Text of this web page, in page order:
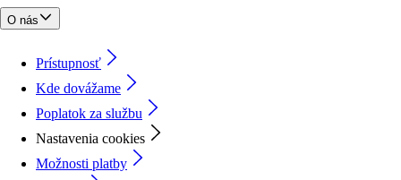
O nás
Prístupnosť
Kde dovážame
Poplatok za službu
Nastavenia cookies
Možnosti platby